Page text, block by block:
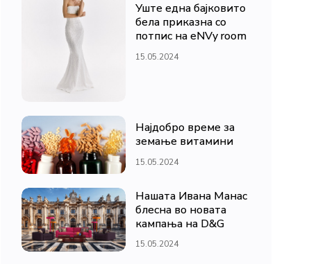
Уште една бајковито
бела приказна со
потпис на eNVy room
15.05.2024
Најдобро време за
земање витамини
15.05.2024
Нашата Ивана Манас
блесна во новата
кампања на D&G
15.05.2024